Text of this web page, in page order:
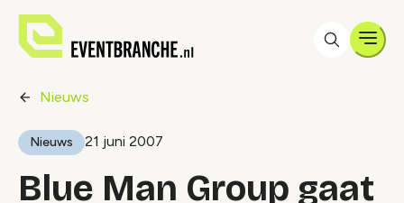
Nieuws
Nieuws 21 juni 2007
Blue Man Group gaat